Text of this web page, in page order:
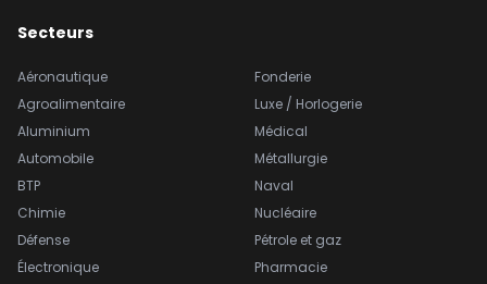
Secteurs
Aéronautique
Agroalimentaire
Aluminium
Automobile
BTP
Chimie
Défense
Électronique
Fonderie
Luxe / Horlogerie
Médical
Métallurgie
Naval
Nucléaire
Pétrole et gaz
Pharmacie